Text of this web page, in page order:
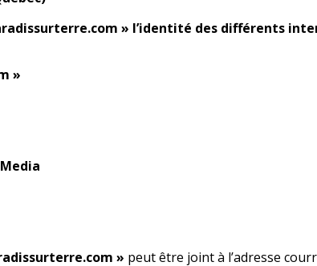
» l’identité des différents
»
» peut être joint à l’adresse